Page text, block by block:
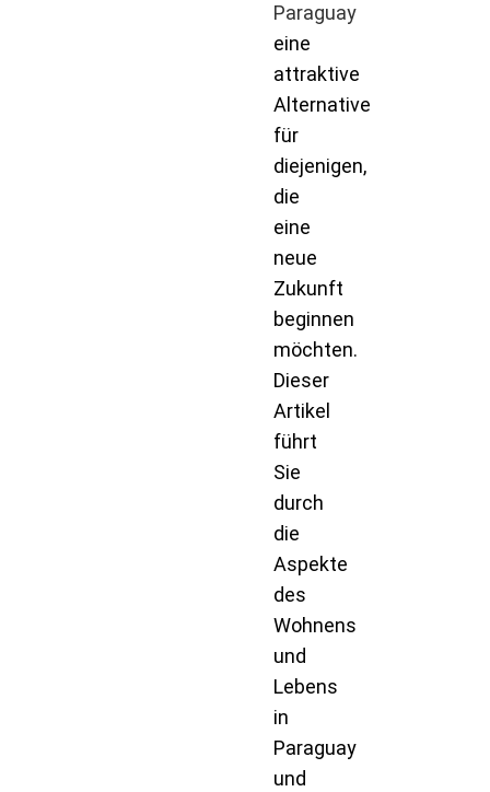
Paraguay
eine
attraktive
Alternative
für
diejenigen,
die
eine
neue
Zukunft
beginnen
möchten.
Dieser
Artikel
führt
Sie
durch
die
Aspekte
des
Wohnens
und
Lebens
in
Paraguay
und